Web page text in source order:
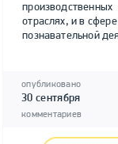
производственных
отраслях, и в сфере
познавательной
опубликовано
30 сентября
комментариев